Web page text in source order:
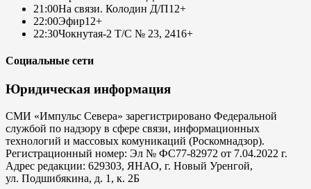
21:00На связи. Колодин Д/П12+
22:00Эфир12+
22:30Чокнутая-2 Т/С № 23, 2416+
Социальные сети
Юридическая информация
СМИ «Импульс Севера» зарегистрировано Федеральной
службой по надзору в сфере связи, информационных
технологий и массовых комуникаций (Роскомнадзор).
Регистрационный номер: Эл № ФС77-82972 от 7.04.2022 г.
Адрес редакции: 629303, ЯНАО, г. Новый Уренгой,
ул. Подшибякина, д. 1, к. 2Б